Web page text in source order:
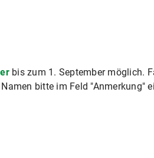
bis zum 1. September möglich.
bitte im Feld "Anmerkung"